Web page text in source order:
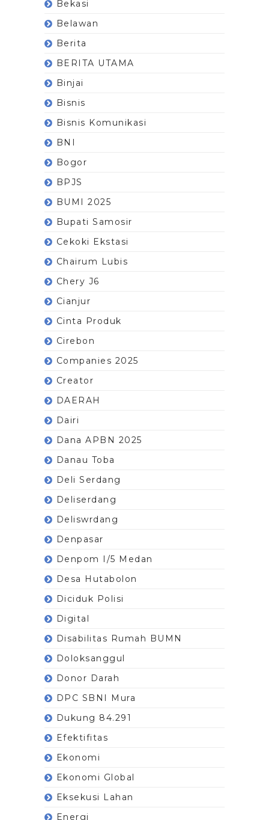
Bekasi
Belawan
Berita
BERITA UTAMA
Binjai
Bisnis
Bisnis Komunikasi
BNI
Bogor
BPJS
BUMI 2025
Bupati Samosir
Cekoki Ekstasi
Chairum Lubis
Chery J6
Cianjur
Cinta Produk
Cirebon
Companies 2025
Creator
DAERAH
Dairi
Dana APBN 2025
Danau Toba
Deli Serdang
Deliserdang
Deliswrdang
Denpasar
Denpom I/5 Medan
Desa Hutabolon
Diciduk Polisi
Digital
Disabilitas Rumah BUMN
Doloksanggul
Donor Darah
DPC SBNI Mura
Dukung 84.291
Efektifitas
Ekonomi
Ekonomi Global
Eksekusi Lahan
Energi